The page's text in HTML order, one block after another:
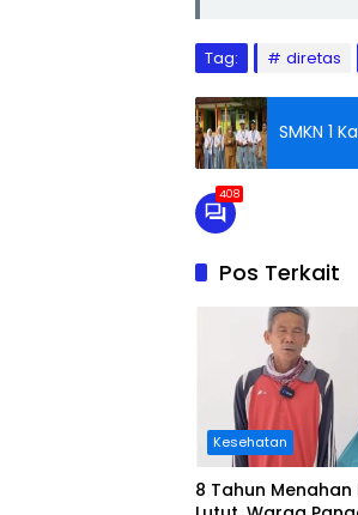
Tag: diretas
SMKN 1
408
Pos Terkait
Kesehatan
8 Tahun Menahan